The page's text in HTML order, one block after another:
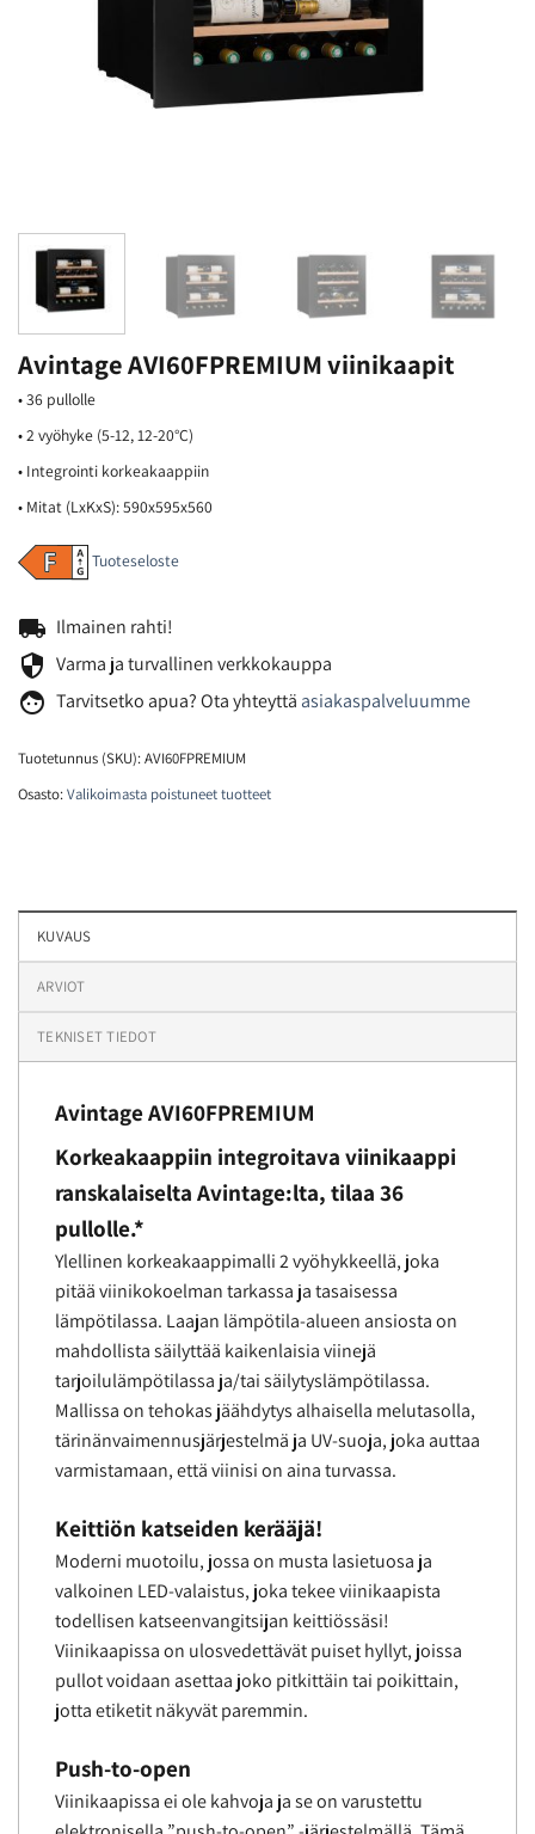
Avintage AVI60FPREMIUM viinikaapit
• 36 pullolle
• 2 vyöhyke (5-12, 12-20°C)
• Integrointi korkeakaappiin
• Mitat (LxKxS): 590x595x560
Tuoteseloste
local_shipping Ilmainen rahti!
security Varma ja turvallinen verkkokauppa
face Tarvitsetko apua? Ota yhteyttä asiakaspalveluumme
Tuotetunnus (SKU):AVI60FPREMIUM
Osasto:Valikoimasta poistuneet tuotteet
KUVAUS
ARVIOT
TEKNISET TIEDOT
Avintage AVI60FPREMIUM
Korkeakaappiin integroitava viinikaappi
ranskalaiselta Avintage:lta, tilaa 36
pullolle.*
Ylellinen korkeakaappimalli 2 vyöhykkeellä, joka
pitää viinikokoelman tarkassa ja tasaisessa
lämpötilassa. Laajan lämpötila-alueen ansiosta on
mahdollista säilyttää kaikenlaisia ​​viinejä
tarjoilulämpötilassa ja/tai säilytyslämpötilassa.
Mallissa on tehokas jäähdytys alhaisella melutasolla,
tärinänvaimennusjärjestelmä ja UV-suoja, joka auttaa
varmistamaan, että viinisi on aina turvassa.
Keittiön katseiden kerääjä!
Moderni muotoilu, jossa on musta lasietuosa ja
valkoinen LED-valaistus, joka tekee viinikaapista
todellisen katseenvangitsijan keittiössäsi!
Viinikaapissa on ulosvedettävät puiset hyllyt, joissa
pullot voidaan asettaa joko pitkittäin tai poikittain,
jotta etiketit näkyvät paremmin.
Push-to-open
Viinikaapissa ei ole kahvoja ja se on varustettu